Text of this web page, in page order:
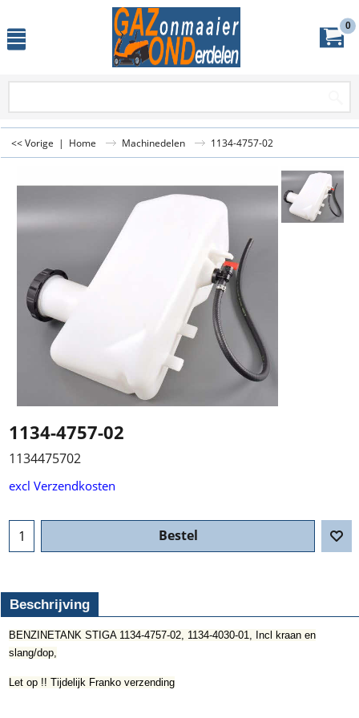
0
<< Vorige | Home Machinedelen 1134-4757-02
1134-4757-02
1134475702
€237.96 incl BTW
Beschrijving
BENZINETANK STIGA 1134-4757-02, 1134-4030-01, Incl kraan en
slang/dop,